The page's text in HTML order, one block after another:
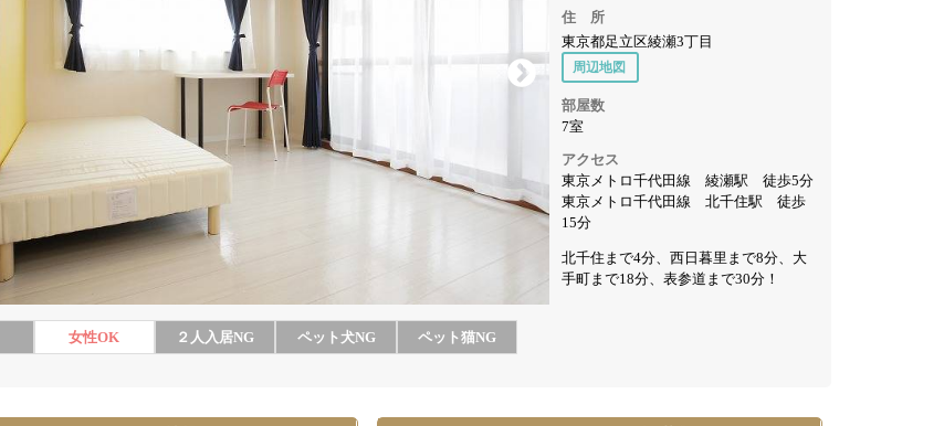
女性OK ２人入居NG ペット犬NG ペット猫NG
住 所
東京都足立区綾瀬3丁目
周辺地図
部屋数
7室
アクセス
東京メトロ千代田線 綾瀬駅 徒歩5分
東京メトロ千代田線 北千住駅 徒歩
15分
北千住まで4分、西日暮里まで8分、大
手町まで18分、表参道まで30分！